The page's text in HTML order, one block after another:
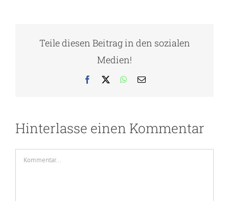
Teile diesen Beitrag in den sozialen
Medien!
Facebook WhatsApp
E-
Hinterlasse einen Kommentar
Kommentar